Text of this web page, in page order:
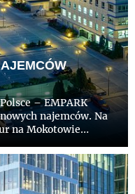
– EMPARK
najemców. Na
na Mokotowie
500 m kw. oraz